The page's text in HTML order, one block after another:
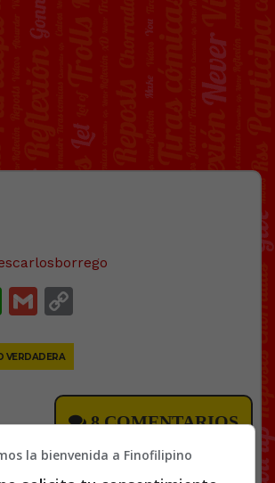
WhatsApp
Gmail
VERDADERA
8 COMENTARIOS
la bienvenida a Finofilipino